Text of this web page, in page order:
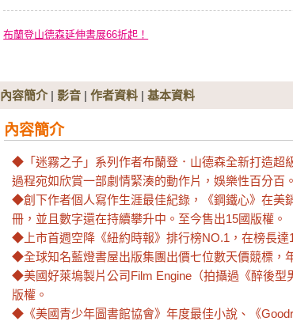
袋名單》別冊）
布蘭登山德森延伸書展66折起！
內容簡介| 影音 | 作者資料 | 基本資料
內容簡介
◆「迷霧之子」系列作者布蘭登．山德森全新打造超
過程宛如欣賞一部劇情緊湊的動作片，娛樂性百分百。
◆創下作者個人寫作生涯最佳紀錄，《鋼鐵心》在美
冊，並且數字還在持續攀升中。至今售出15國版權。
◆上市首週空降《紐約時報》排行榜NO.1，在榜長達
◆全球知名藍燈書屋出版集團出價七位數天價競標，
◆美國好萊塢製片公司Film Engine（拍攝過《醉後型
版權。
◆《美國青少年圖書館協會》年度最佳小說、《